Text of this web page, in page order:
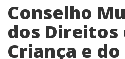
Conselho
dos Direitos
Criança e do